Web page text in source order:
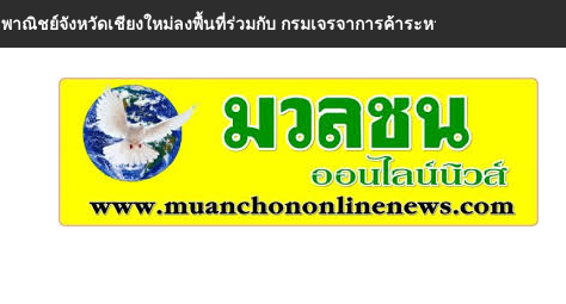
พาณิชย์จังหวัดเชียงใหม่ลงพื้นที่ร่วมกับ กรมเจรจาการค้าระหว่างประเทศ เพื่อ